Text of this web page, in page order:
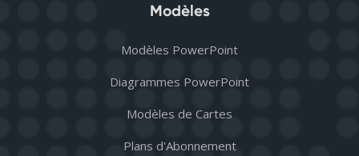
Modèles
Modèles PowerPoint
Diagrammes PowerPoint
Modèles de Cartes
Plans d'Abonnement